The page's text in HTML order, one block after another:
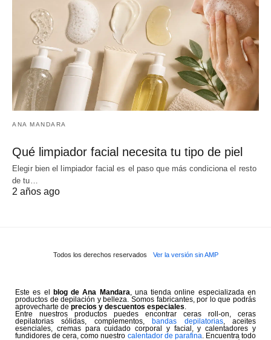
ANA MANDARA
Qué limpiador facial necesita tu tipo de piel
Elegir bien el limpiador facial es el paso que más condiciona el resto
de tu…
2 años ago
Todos los derechos reservados Ver la versión sin AMP
Este es el blog de Ana Mandara , una tienda online especializada en
productos de depilación y belleza. Somos fabricantes, por lo que podrás
aprovecharte de precios y descuentos especiales
Entre nuestros productos puedes encontrar ceras roll-on, ceras
depilatorias sólidas, complementos,bandas depilatorias, aceites
esenciales, cremas para cuidado corporal y facial, y calentadores y
fundidores de cera, como nuestro calentador de parafina . Encuentra todo